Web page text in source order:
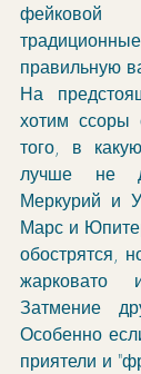
правильную
На
хотим ссоры
того, в
лучше не
Меркурий и
Марс и
обострятся,
жарковато
Затмение
Особенно
приятели и